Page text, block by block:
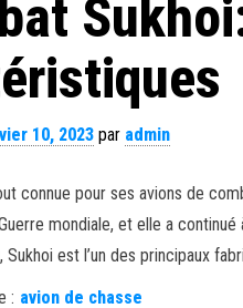
10, 2023par admin
connue pour ses avions de
mondiale, et elle a
est l’un des principaux
: avion de chasse